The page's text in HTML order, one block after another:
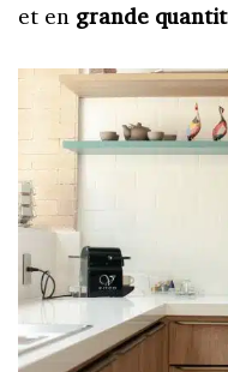
et en grande